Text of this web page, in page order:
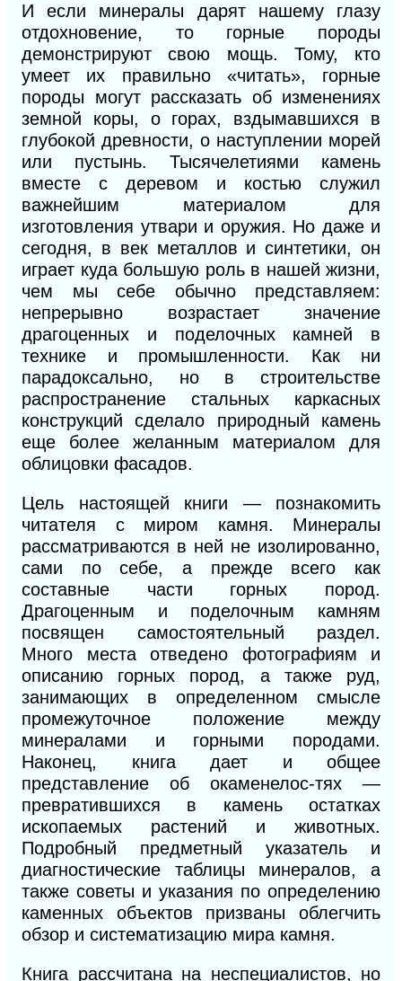
Иесли минералы дарят нашему глазу
отдохновение, то горные породы
демонстрируют свою мощь. Тому, кто
умеет их правильно «читать», горные
породы могут рассказать об изменениях
земной коры, о горах, вздымавшихся в
глубокой древности, о наступлении морей
или пустынь. Тысячелетиями камень
вместе с деревом и костью служил
важнейшим материалом для
изготовления утвари и оружия. Но даже и
сегодня, в век металлов и синтетики, он
играет куда большую роль в нашей жизни,
чем мы себе обычно представляем:
непрерывно возрастает значение
драгоценных и поделочных камней в
технике и промышленности. Как ни
парадоксально, но в строительстве
распространение стальных каркасных
конструкций сделало природный камень
еще более желанным материалом для
облицовки фасадов.
Цель настоящей книги — познакомить
читателя с миром камня. Минералы
рассматриваются в ней не изолированно,
сами по себе, а прежде всего как
составные части горных пород.
Драгоценным и поделочным камням
посвящен самостоятельный раздел.
Много места отведено фотографиям и
описанию горных пород, а также руд,
занимающих в определенном смысле
промежуточное положение между
минералами и горными породами.
Наконец, книга дает и общее
представление об окаменелос-тях —
превратившихся в камень остатках
ископаемых растений и животных.
Подробный предметный указатель и
диагностические таблицы минералов, а
также советы и указания по определению
каменных объектов призваны облегчить
обзор и систематизацию мира камня.
Книга рассчитана на неспециалистов, но